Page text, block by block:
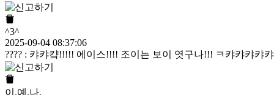
^3^
2025-09-04 08:37:06
???? : 캬캬컄!!!!! 에이스!!!! 조이는 보이 엿구나!!! ㅋ캬캬캬캬
이.예.나.